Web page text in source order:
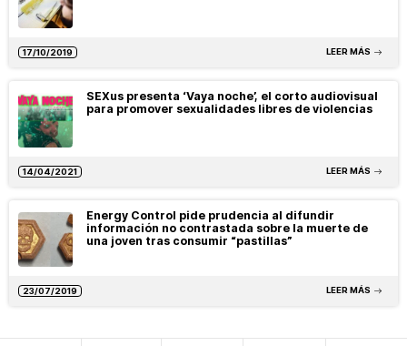
17/10/2019 LEER MÁS
SEXus presenta ‘Vaya noche’, el corto audiovisual
para promover sexualidades libres de violencias
14/04/2021 LEER MÁS
Energy Control pide prudencia al difundir
información no contrastada sobre la muerte de
una joven tras consumir “pastillas”
23/07/2019 LEER MÁS